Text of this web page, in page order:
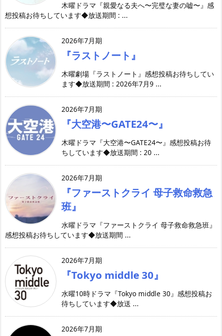
木曜ドラマ『親愛なる夫へ〜完璧な妻の嘘〜』感
想投稿お待ちしています◆放送期間 : ...
2026年7月期
『ラストノート』
木曜劇場『ラストノート』感想投稿お待ちしてい
ます◆放送期間 : 2026年7月9 ...
2026年7月期
『大空港〜GATE24〜』
木曜ドラマ『大空港〜GATE24〜』感想投稿お待
ちしています◆放送期間 : 20 ...
2026年7月期
『ファーストクライ 母子救命救急
班』
水曜ドラマ『ファーストクライ 母子救命救急班』
感想投稿お待ちしています◆放送期間 ...
2026年7月期
『Tokyo middle 30』
水曜10時ドラマ『Tokyo middle 30』感想投稿お
待ちしています◆放送 ...
2026年7月期